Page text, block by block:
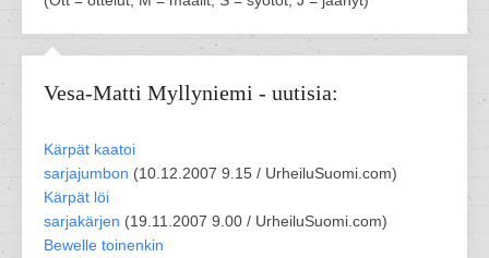
Vesa-Matti Myllyniemi - uutisia:
Kärpät kaatoi
sarjajumbon (10.12.2007 9.15 / UrheiluSuomi.com)
Kärpät löi
sarjakärjen (19.11.2007 9.00 / UrheiluSuomi.com)
Bewelle toinenkin